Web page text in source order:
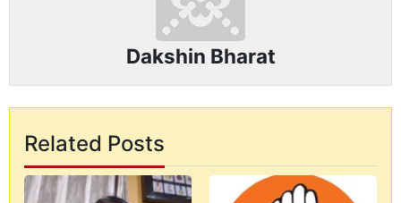
Dakshin Bharat
Related Posts